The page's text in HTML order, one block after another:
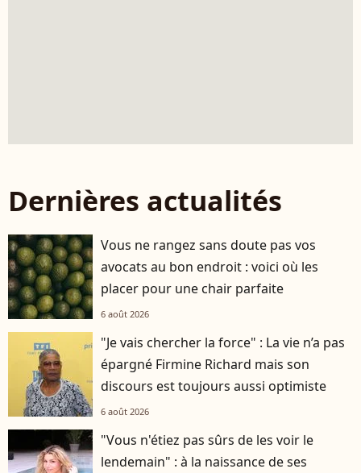
Dernières actualités
Vous ne rangez sans doute pas vos
avocats au bon endroit : voici où les
placer pour une chair parfaite
6 août 2026
"Je vais chercher la force" : La vie n’a pas
épargné Firmine Richard mais son
discours est toujours aussi optimiste
6 août 2026
"Vous n'étiez pas sûrs de les voir le
lendemain" : à la naissance de ses